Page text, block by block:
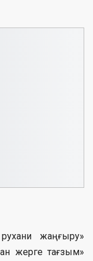
жаңғыру»
жерге тағзым»